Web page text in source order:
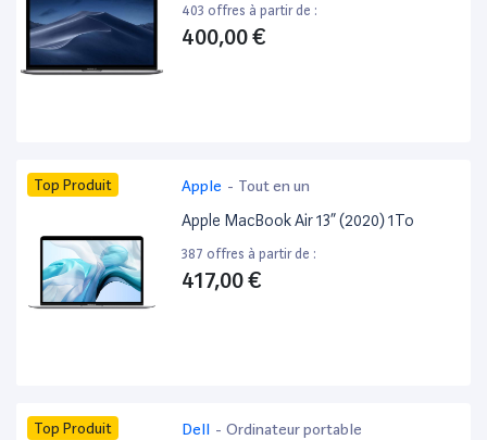
403 offres à partir de :
400,00 €
Top Produit Apple - Tout en un
Apple MacBook Air 13” (2020) 1To
387 offres à partir de :
417,00 €
Top Produit Dell - Ordinateur portable